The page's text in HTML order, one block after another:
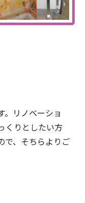
。リノベーショ
くりとしたい方
で、そちらよりご